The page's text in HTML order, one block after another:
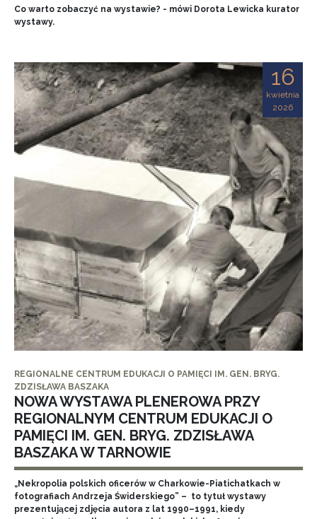
Co warto zobaczyć na wystawie? - mówi Dorota Lewicka kurator
wystawy.
16
kwietnia
2026
REGIONALNE CENTRUM EDUKACJI O PAMIĘCI IM. GEN. BRYG.
ZDZISŁAWA BASZAKA
NOWA WYSTAWA PLENEROWA PRZY
REGIONALNYM CENTRUM EDUKACJI O
PAMIĘCI IM. GEN. BRYG. ZDZISŁAWA
BASZAKA W TARNOWIE
„Nekropolia polskich oficerów w Charkowie-Piatichatkach w
fotografiach Andrzeja Świderskiego” – to tytuł wystawy
prezentującej zdjęcia autora z lat 1990–1991, kiedy